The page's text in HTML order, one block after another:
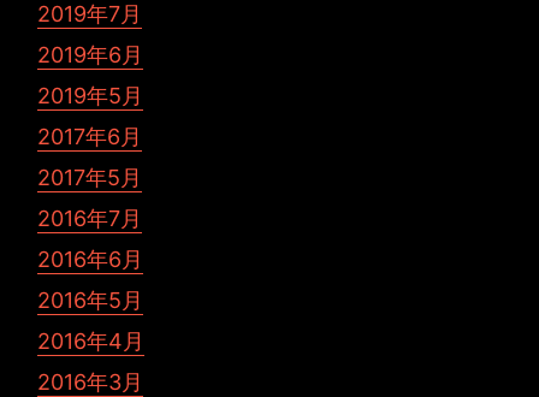
2019年7月
2019年6月
2019年5月
2017年6月
2017年5月
2016年7月
2016年6月
2016年5月
2016年4月
2016年3月